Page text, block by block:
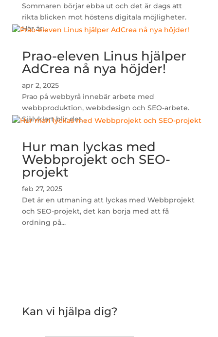
Sommaren börjar ebba ut och det är dags att
rikta blicken mot höstens digitala möjligheter.
Här är...
Prao-eleven Linus hjälper
AdCrea nå nya höjder!
apr 2, 2025
Prao på webbyrå innebär arbete med
webbproduktion, webbdesign och SEO-arbete.
Självklart blir det...
Hur man lyckas med
Webbprojekt och SEO-
projekt
feb 27, 2025
Det är en utmaning att lyckas med Webbprojekt
och SEO-projekt, det kan börja med att få
ordning på...
Kan vi hjälpa dig?